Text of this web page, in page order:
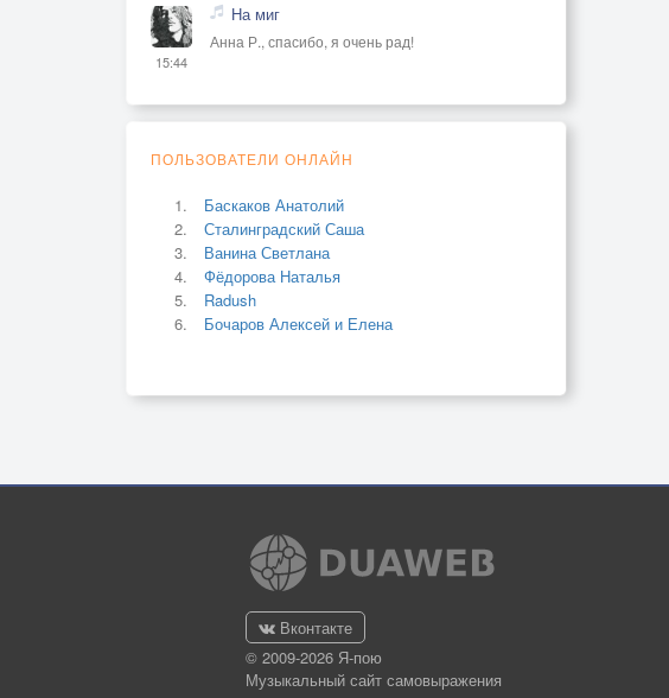
15:44
На миг
Анна Р., спасибо, я очень рад!
ПОЛЬЗОВАТЕЛИ ОНЛАЙН
Баскаков Анатолий
Сталинградский Саша
Ванина Светлана
Фёдорова Наталья
Radush
Бочаров Алексей и Елена
Вконтакте
© 2009-2026 Я-пою
Музыкальный сайт самовыражения